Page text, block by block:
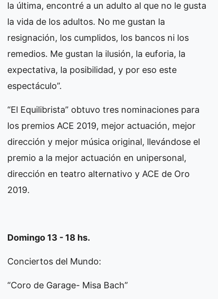
la última, encontré a un adulto al que no le gusta
la vida de los adultos. No me gustan la
resignación, los cumplidos, los bancos ni los
remedios. Me gustan la ilusión, la euforia, la
expectativa, la posibilidad, y por eso este
espectáculo”.
“El Equilibrista” obtuvo tres nominaciones para
los premios ACE 2019, mejor actuación, mejor
dirección y mejor música original, llevándose el
premio a la mejor actuación en unipersonal,
dirección en teatro alternativo y ACE de Oro
2019.
Domingo 13 - 18 hs.
Conciertos del Mundo:
“Coro de Garage- Misa Bach”